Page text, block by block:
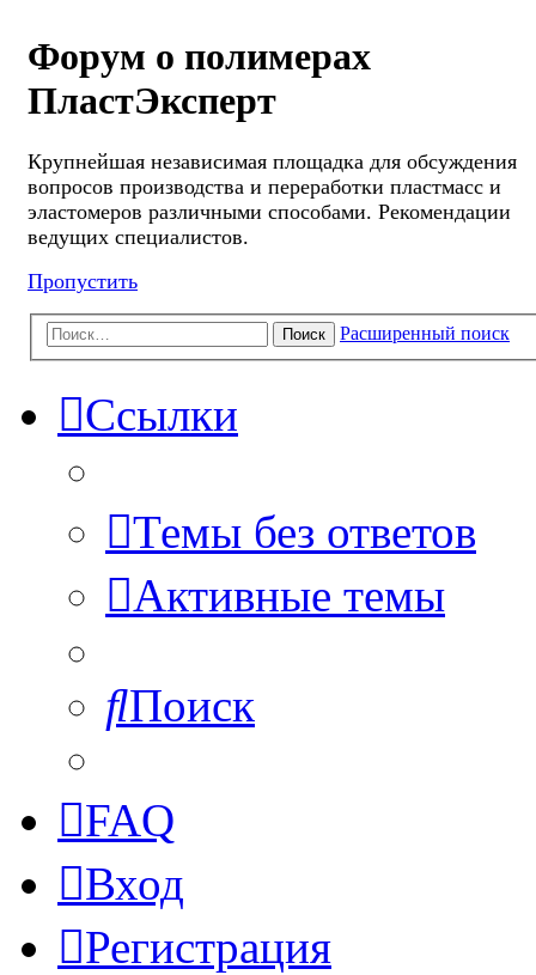
Форум о полимерах
ПластЭксперт
Крупнейшая независимая площадка для обсуждения
вопросов производства и переработки пластмасс и
эластомеров различными способами. Рекомендации
ведущих специалистов.
Пропустить
Поиск Расширенный поиск
Ссылки
Темы без ответов
Активные темы
Поиск
FAQ
Вход
Регистрация